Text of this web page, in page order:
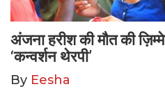
अंजना हरीश की मौत की
‘कन्वर्शन थेरपी’
By Eesha